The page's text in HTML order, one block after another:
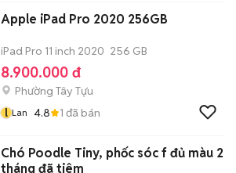
Apple iPad Pro 2020 256GB
iPad Pro 11 inch 2020 256 GB
8.900.000 đ
Phường Tây Tựu
l Lan 4.8 1 đã bán
Chó Poodle Tiny, phốc sóc f đủ màu 2
tháng đã tiêm